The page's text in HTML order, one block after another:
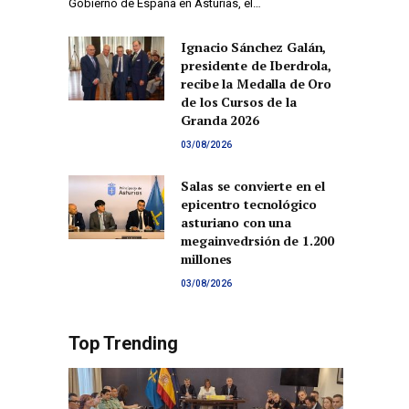
Gobierno de España en Asturias, el…
Ignacio Sánchez Galán,
presidente de Iberdrola,
recibe la Medalla de Oro
de los Cursos de la
Granda 2026
03/08/2026
Salas se convierte en el
epicentro tecnológico
asturiano con una
megainvedrsión de 1.200
millones
03/08/2026
Top Trending